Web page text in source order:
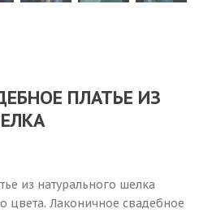
ПЛАТЬЕ ИЗ
из натурального шелка
цвета. Лаконичное свадебное